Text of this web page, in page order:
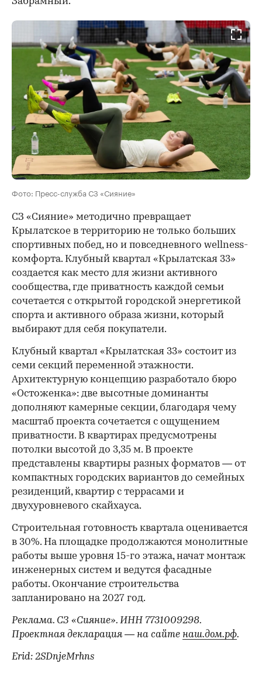
Фото: Пресс-служба СЗ «Сияние»
СЗ «Сияние» методично превращает
Крылатское в территорию не только больших
спортивных побед, но и повседневного wellness-
комфорта. Клубный квартал «Крылатская 33»
создается как место для жизни активного
сообщества, где приватность каждой семьи
сочетается с открытой городской энергетикой
спорта и активного образа жизни, который
выбирают для себя покупатели.
Клубный квартал «Крылатская 33» состоит из
семи секций переменной этажности.
Архитектурную концепцию разработало бюро
«Остоженка»: две высотные доминанты
дополняют камерные секции, благодаря чему
масштаб проекта сочетается с ощущением
приватности. В квартирах предусмотрены
потолки высотой до 3,35 м. В проекте
представлены квартиры разных форматов — от
компактных городских вариантов до семейных
резиденций, квартир с террасами и
двухуровневого скайхауса.
Строительная готовность квартала оценивается
в 30%. На площадке продолжаются монолитные
работы выше уровня 15-го этажа, начат монтаж
инженерных систем и ведутся фасадные
работы. Окончание строительства
запланировано на 2027 год.
Реклама. СЗ «Сияние». ИНН 7731009298.
Проектная декларация — на сайте наш.дом.рф.
Erid: 2SDnjeMrhns